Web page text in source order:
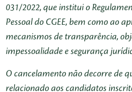
031/2022, que institui o
Pessoal do CGEE, bem como ao
mecanismos de transparência,
impessoalidade e segurança
O cancelamento não decorre de
relacionado aos candidatos